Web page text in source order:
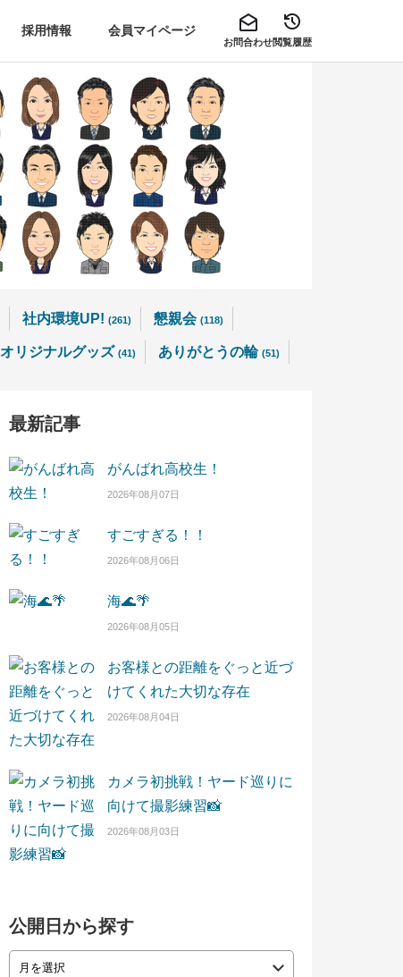
採用情報 会員マイページ
お問合わせ閲覧履歴
社内環境UP! (261) 懇親会 (118)
オリジナルグッズ (41) ありがとうの輪 (51)
最新記事
がんばれ高校生！
2026年08月07日
すごすぎる！！
2026年08月06日
海🌊🌴
2026年08月05日
お客様との距離をぐっと近づ
けてくれた大切な存在
2026年08月04日
カメラ初挑戦！ヤード巡りに
向けて撮影練習📸
2026年08月03日
公開日から探す